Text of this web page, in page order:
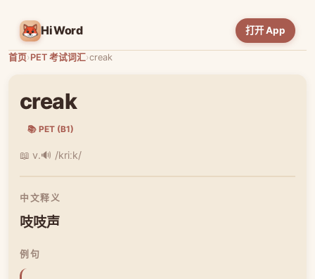
HiWord 打开 App
首页›PET 考试词汇›creak
creak
📚 PET (B1)
📖 v.🔊 /kriːk/
中文释义
吱吱声
例句